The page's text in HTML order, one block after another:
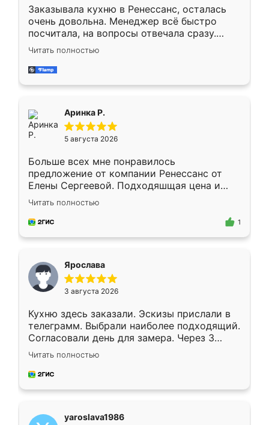
Заказывала кухню в Ренессанс, осталась
очень довольна. Менеджер всё быстро
посчитала, на вопросы отвечала сразу.
Замерщик приехал в субботу, подошёл к
делу со всей ответственностью. Собрали
за день, ребята работали аккуратно, даже
Читать полностью
Аринка Р.
5 августа 2026
Больше всех мне понравилось
предложение от компании Ренессанс от
Елены Сергеевой. Подходяшщая цена и
короткие сроки изготовления. Приехавший
для замера сотрудник Владислав
предложил по моему эскизу самый
Читать полностью
1
Ярослава
3 августа 2026
Кухню здесь заказали. Эскизы прислали в
телеграмм. Выбрали наиболее подходящий.
Согласовали день для замера. Через 3
недели кухня была уже готова. Остались
довольны работой. Спасибо Ренессанс
мебель за качественную работу!
Читать полностью
yaroslava1986